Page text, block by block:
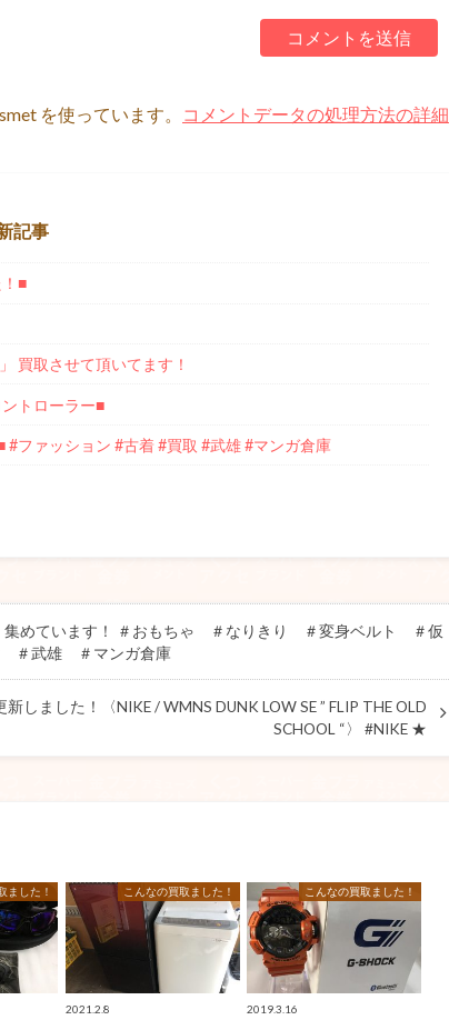
を使っています。
コメントデータの処理方法の詳細
記事
■
買取させて頂いてます！
トローラー■
ファッション #古着 #買取 #武雄 #マンガ倉庫
集めています！ ＃おもちゃ ＃なりきり ＃変身ベルト ＃仮
＃武雄 ＃マンガ倉庫
しました！〈NIKE / WMNS DUNK LOW SE ” FLIP THE OLD
SCHOOL “〉 #NIKE ★
ました！ こんなの買取ました！
2021.2.8
こんなの買取ました！
2019.3.16